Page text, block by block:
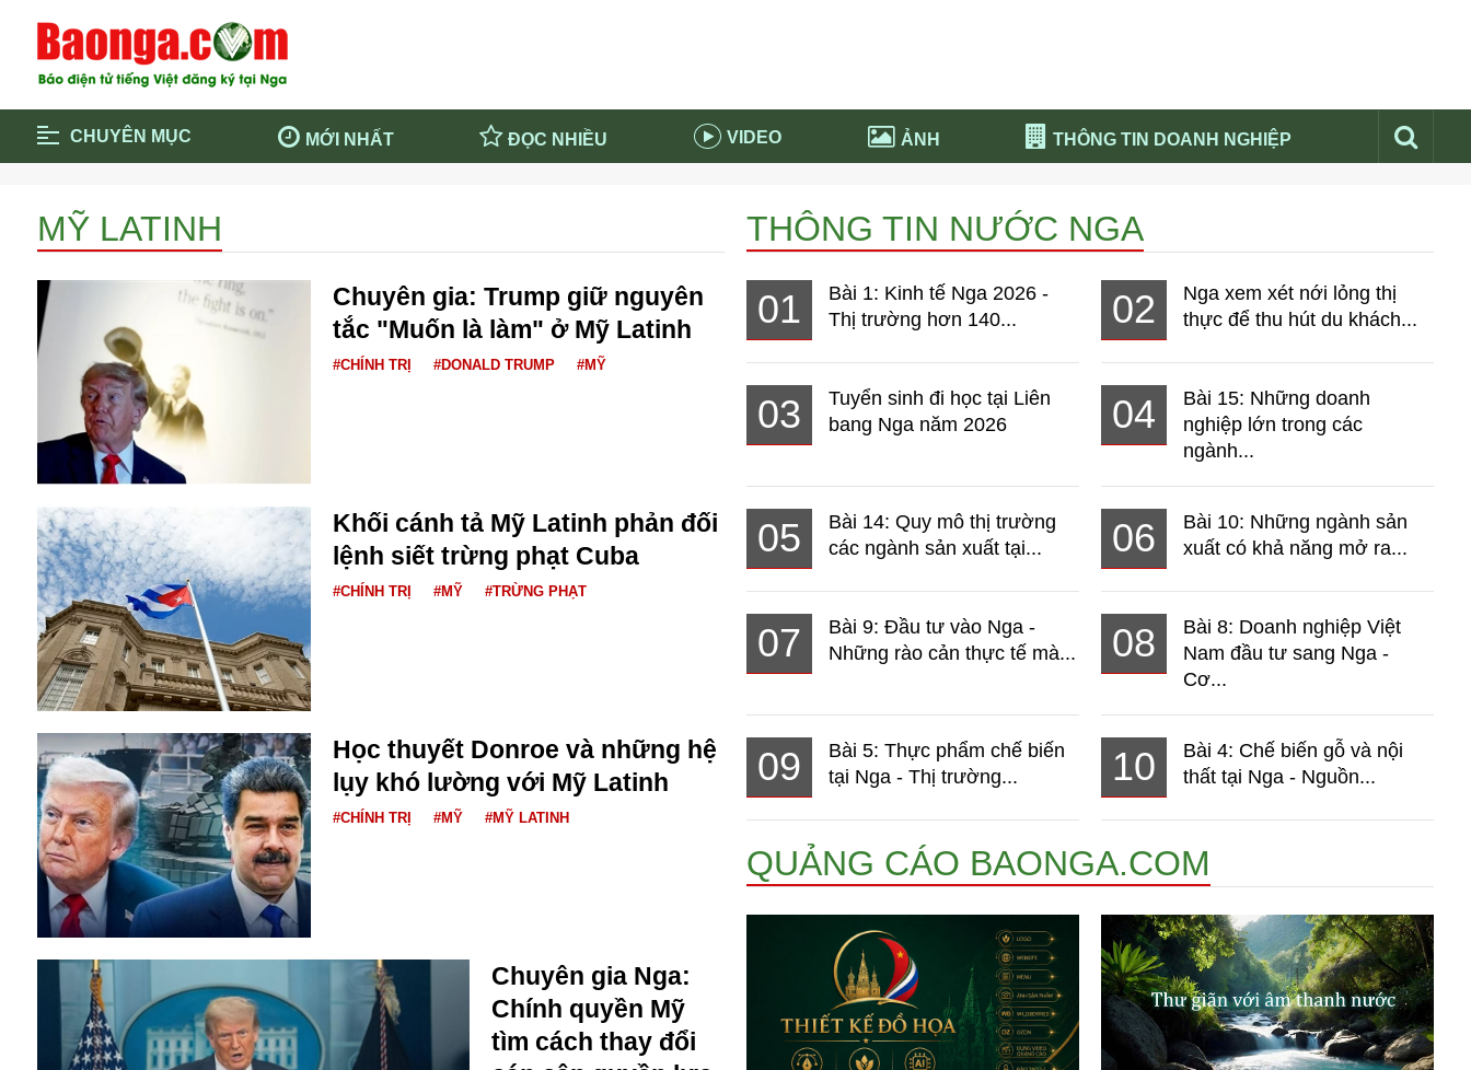
CHUYÊN MỤC MỚI NHẤT ĐỌC NHIỀU VIDEO ẢNH THÔNG TIN DOANH NGHIỆP
Điểm tin chính
Thời sự
Nổi bật báo nga
Cuộc sống quanh ta
Khám phá nước Nga Tử vi hàng ngày
Phân tích thị trường Nga 2026
Quảng cáo
Chính trị Nga - Việt Nam Phân tích chính trị
An ninh
Anh
Australia
Amazon
Army Games
Apple
Alibaba
Angela Merkel
Aeroflot
MỸ LATINH
Chuyên gia: Trump giữ nguyên
tắc "Muốn là làm" ở Mỹ Latinh
#CHÍNH TRỊ #DONALD TRUMP #MỸ
Khối cánh tả Mỹ Latinh phản đối
lệnh siết trừng phạt Cuba
#CHÍNH TRỊ #MỸ #TRỪNG PHẠT
Học thuyết Donroe và những hệ
lụy khó lường với Mỹ Latinh
#CHÍNH TRỊ #MỸ #MỸ LATINH
Chuyên gia Nga:
Chính quyền Mỹ
tìm cách thay đổi
THÔNG TIN NƯỚC NGA
01
Bài 1: Kinh tế Nga 2026 -
Thị trường hơn 140...
02
Nga xem xét nới lỏng thị
thực để thu hút du khách...
03
Tuyển sinh đi học tại Liên
bang Nga năm 2026
04
Bài 15: Những doanh
nghiệp lớn trong các
ngành...
05
Bài 14: Quy mô thị trường
các ngành sản xuất tại...
06
Bài 10: Những ngành sản
xuất có khả năng mở ra...
07
Bài 9: Đầu tư vào Nga -
Những rào cản thực tế mà...
08
Bài 8: Doanh nghiệp Việt
Nam đầu tư sang Nga -
Cơ...
09
Bài 5: Thực phẩm chế biến
tại Nga - Thị trường...
10
Bài 4: Chế biến gỗ và nội
thất tại Nga - Nguồn...
QUẢNG CÁO BAONGA.COM